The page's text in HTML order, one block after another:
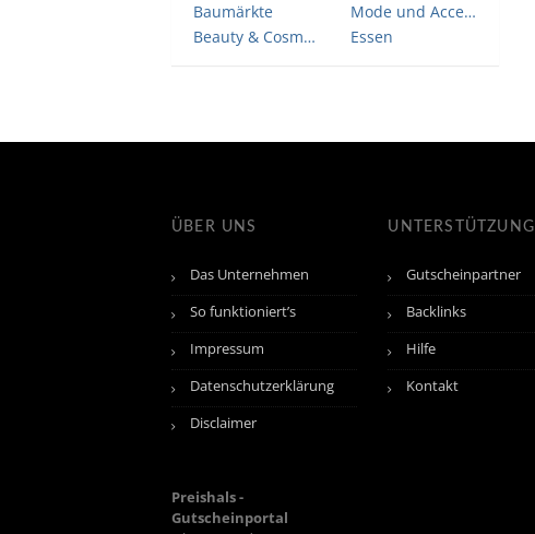
Baumärkte
Mode und Accessoires
Beauty & Cosmetic
Essen
ÜBER UNS
Das Unternehmen
So funktioniert’s
Impressum
Datenschutzerklärung
Disclaimer
Preishals -
Gutscheinportal
UNTERSTÜTZUNG
Gutscheinpartner
Backlinks
Hilfe
Kontakt